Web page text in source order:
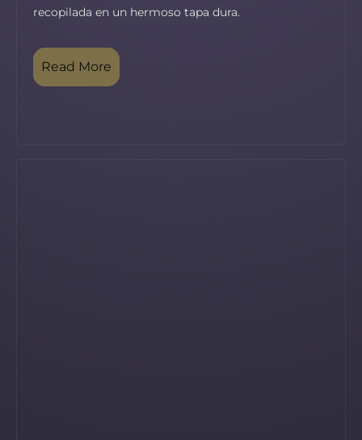
recopilada en un hermoso tapa dura.
Read More